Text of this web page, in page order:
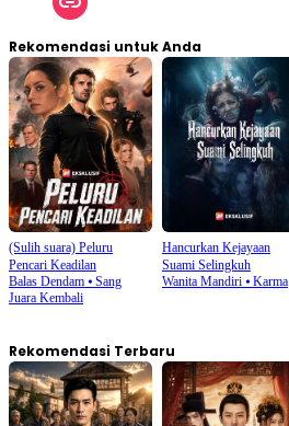
Rekomendasi untuk Anda
(Sulih suara) Peluru
Pencari Keadilan
Balas Dendam ⦁ Sang
Juara Kembali
Hancurkan Kejayaan
Suami Selingkuh
Wanita Mandiri⦁ Karma
Rekomendasi Terbaru